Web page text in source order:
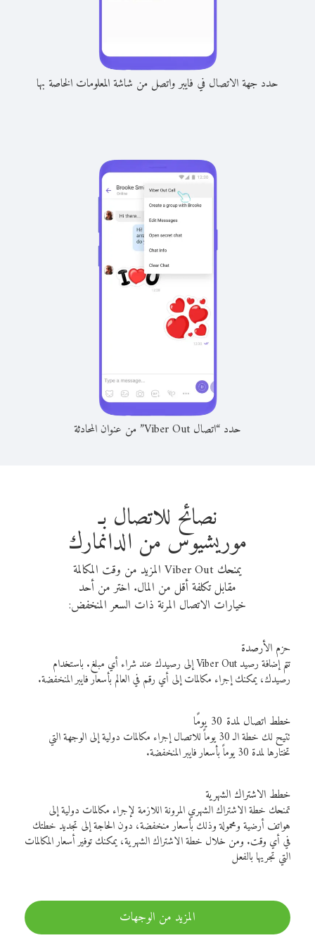
حدد جهة الاتصال في فايبر واتصل من شاشة المعلومات الخاصة بها
حدد “اتصال Viber Out” من عنوان المحادثة
نصائح للاتصال بـ
موريشيوس من الدانمارك
يمنحك Viber Out المزيد من وقت المكالمة
مقابل تكلفة أقل من المال. اختر من أحد
خيارات الاتصال المرنة ذات السعر المنخفض:
حزم الأرصدة
تتم إضافة رصيد Viber Out إلى رصيدك عند شراء أي مبلغ. باستخدام
رصيدك، يمكنك إجراء مكالمات إلى أي رقم في العالم بأسعار فايبر المنخفضة.
خطط اتصال لمدة 30 يومًا
تتيح لك خطة الـ 30 يوماً للاتصال إجراء مكالمات دولية إلى الوجهة التي
تختارها لمدة 30 يوماً بأسعار فايبر المنخفضة.
خطط الاشتراك الشهرية
تمنحك خطة الاشتراك الشهري المرونة اللازمة لإجراء مكالمات دولية إلى
هواتف أرضية ومحمولة وذلك بأسعار منخفضة، دون الحاجة إلى تجديد خطتك
في أي وقت. ومن خلال خطة الاشتراك الشهرية، يمكنك توفير أسعار المكالمات
التي تجريها بالفعل
المزيد من الوجهات